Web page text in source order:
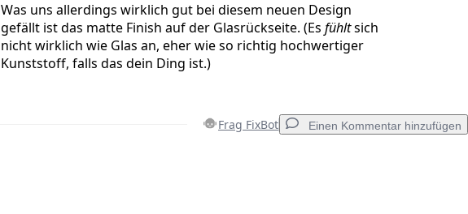
Was uns allerdings wirklich gut bei diesem neuen Design
gefällt ist das matte Finish auf der Glasrückseite. (Es fühltsich
nicht wirklich wie Glas an, eher wie so richtig hochwertiger
Kunststoff, falls das dein Ding ist.)
Frag FixBot Einen Kommentar hinzufügen